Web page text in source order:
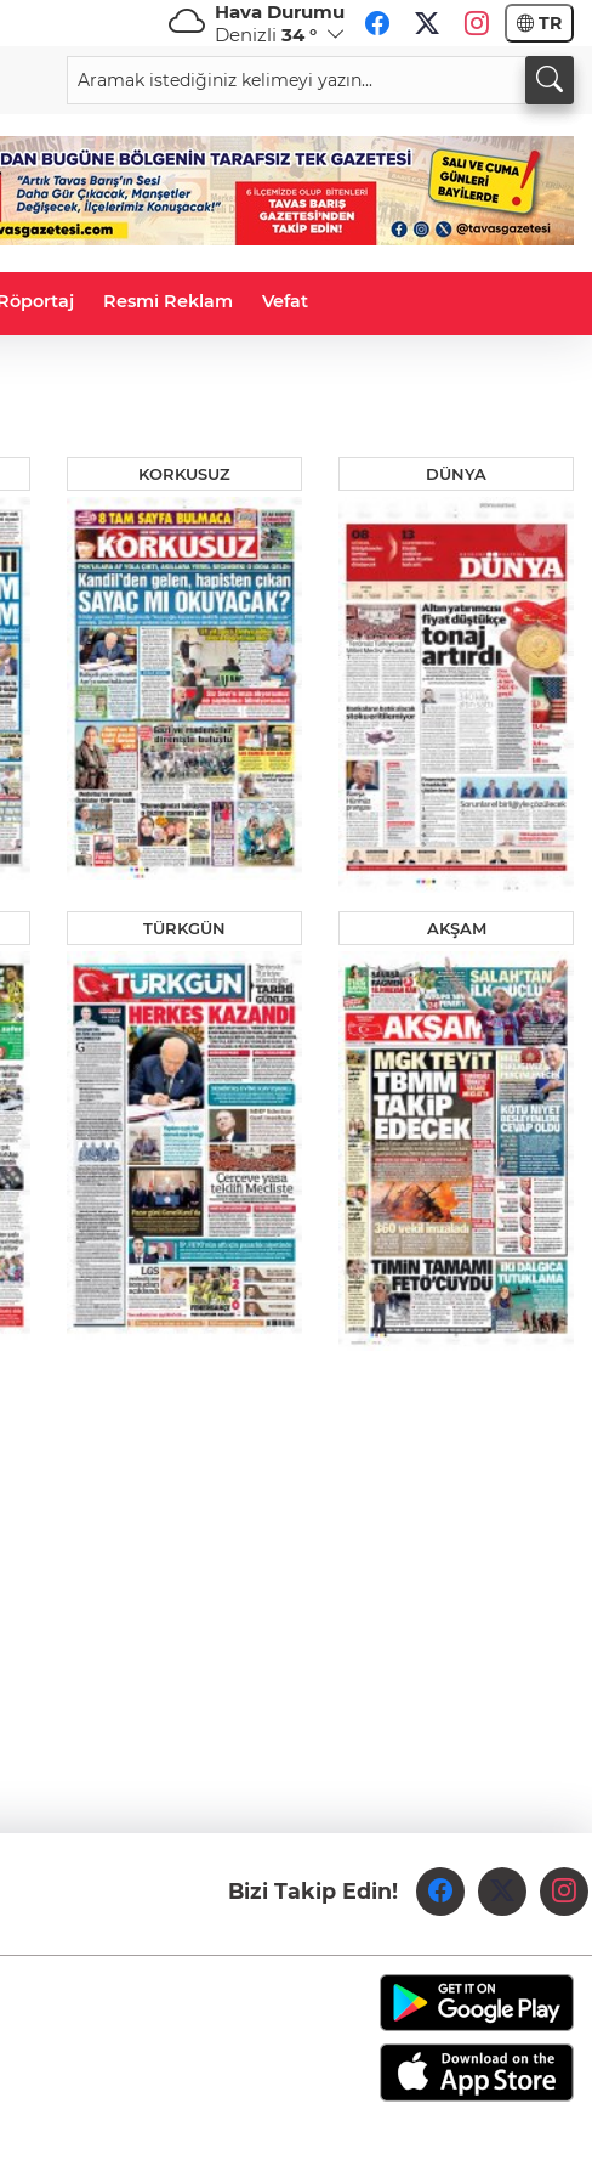
Hava Durumu
Denizli 34 ° TR
CHF
58,8394%-0,14
33,9657
Resmi Reklam Vefat
KORKUSUZ DÜNYA
TÜRKGÜN AKŞAM
Bizi Takip Edin!